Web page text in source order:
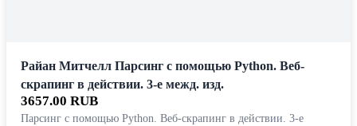
Райан Митчелл Парсинг с помощью Python. Веб-
скрапинг в действии. 3-е межд. изд.
3657.00 RUB
Парсинг с помощью Python. Веб-скрапинг в действии. 3-е